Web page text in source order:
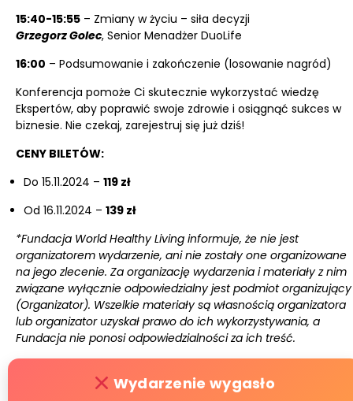
15:40-15:55 – Zmiany w życiu – siła decyzji
Grzegorz Golec, Senior Menadżer DuoLife
16:00 – Podsumowanie i zakończenie (losowanie nagród)
Konferencja pomoże Ci skutecznie wykorzystać wiedzę
Ekspertów, aby poprawić swoje zdrowie i osiągnąć sukces w
biznesie. Nie czekaj, zarejestruj się już dziś!
CENY BILETÓW:
Do 15.11.2024 – 119 zł
Od 16.11.2024 – 139 zł
*Fundacja World Healthy Living informuje, że nie jest
organizatorem wydarzenie, ani nie zostały one organizowane
na jego zlecenie. Za organizację wydarzenia i materiały z nim
związane wyłącznie odpowiedzialny jest podmiot organizujący
(Organizator). Wszelkie materiały są własnością organizatora
lub organizator uzyskał prawo do ich wykorzystywania, a
Fundacja nie ponosi odpowiedzialności za ich treść.
Wydarzenie wygasło